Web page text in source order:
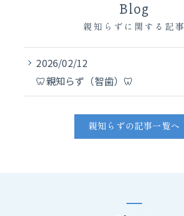
Blog
親知らずに関する記事
2026/02/12
🦷親知らず（智歯）🦷
親知らずの記事一覧へ